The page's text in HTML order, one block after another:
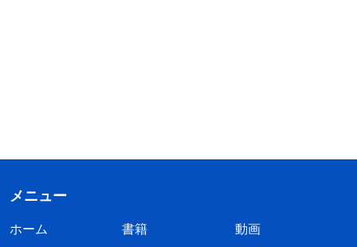
メニュー
ホーム 書籍
動画